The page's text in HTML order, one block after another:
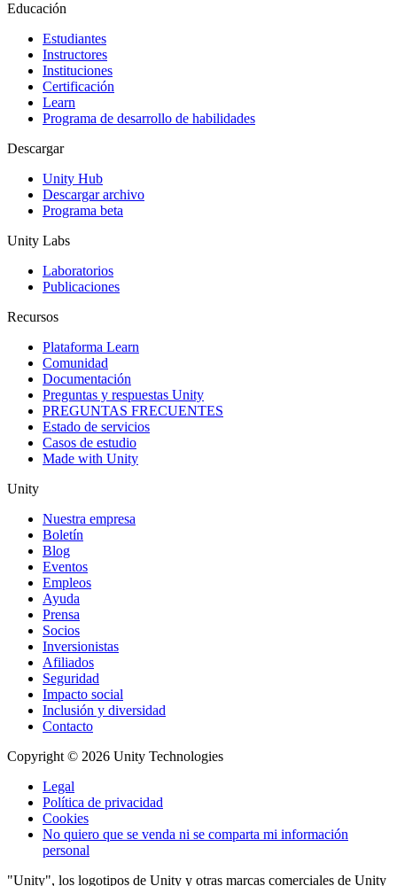
Educación
Estudiantes
Instructores
Instituciones
Certificación
Learn
Programa de desarrollo de habilidades
Descargar
Unity Hub
Descargar archivo
Programa beta
Unity Labs
Laboratorios
Publicaciones
Recursos
Plataforma Learn
Comunidad
Documentación
Preguntas y respuestas Unity
PREGUNTAS FRECUENTES
Estado de servicios
Casos de estudio
Made with Unity
Unity
Nuestra empresa
Boletín
Blog
Eventos
Empleos
Ayuda
Prensa
Socios
Inversionistas
Afiliados
Seguridad
Impacto social
Inclusión y diversidad
Contacto
Copyright © 2026 Unity Technologies
Legal
Política de privacidad
Cookies
No quiero que se venda ni se comparta mi información
personal
"Unity", los logotipos de Unity y otras marcas comerciales de Unity